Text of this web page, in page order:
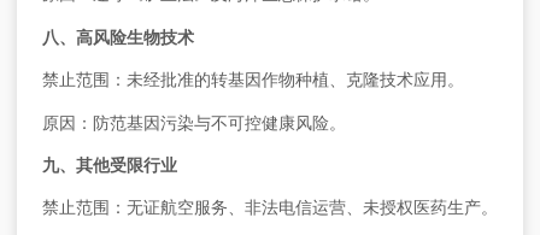
八、高风险生物技术
禁止范围：未经批准的转基因作物种植、克隆技术应用。
原因：防范基因污染与不可控健康风险。
九、其他受限行业
禁止范围：无证航空服务、非法电信运营、未授权医药生产。